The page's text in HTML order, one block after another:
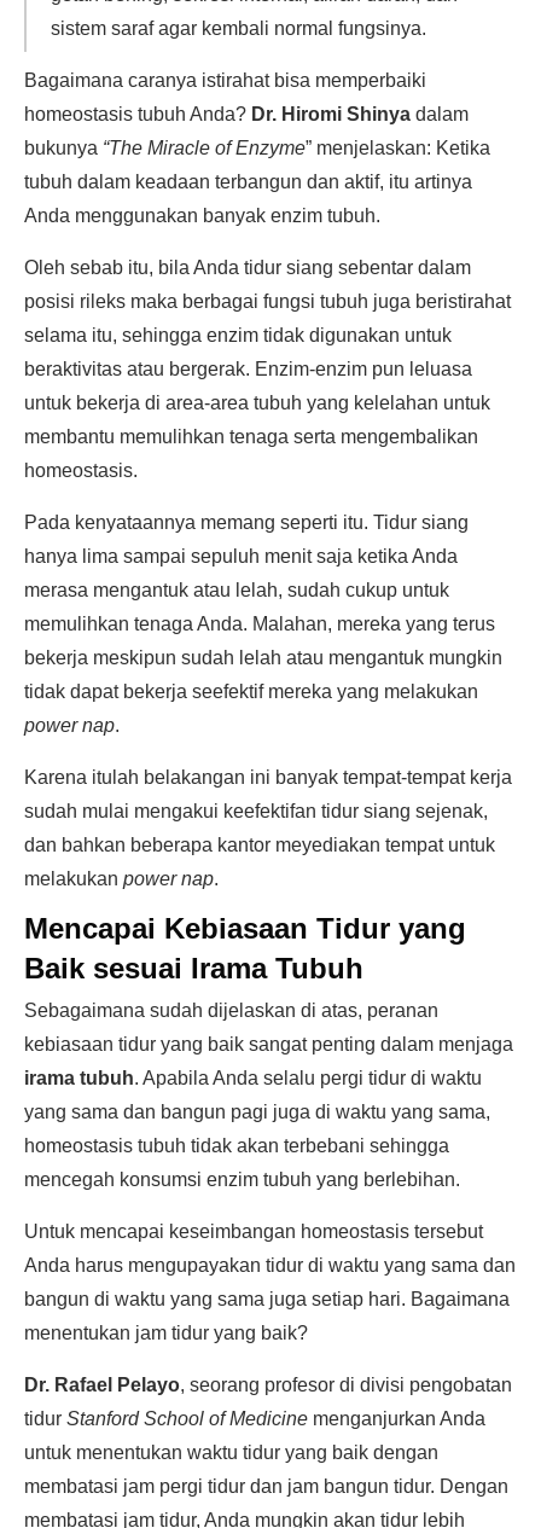
sistem saraf agar kembali normal fungsinya.
Bagaimana caranya istirahat bisa memperbaiki
homeostasis tubuh Anda? Dr. Hiromi Shinya dalam
bukunya “The Miracle of Enzyme” menjelaskan: Ketika
tubuh dalam keadaan terbangun dan aktif, itu artinya
Anda menggunakan banyak enzim tubuh.
Oleh sebab itu, bila Anda tidur siang sebentar dalam
posisi rileks maka berbagai fungsi tubuh juga beristirahat
selama itu, sehingga enzim tidak digunakan untuk
beraktivitas atau bergerak. Enzim-enzim pun leluasa
untuk bekerja di area-area tubuh yang kelelahan untuk
membantu memulihkan tenaga serta mengembalikan
homeostasis.
Pada kenyataannya memang seperti itu. Tidur siang
hanya lima sampai sepuluh menit saja ketika Anda
merasa mengantuk atau lelah, sudah cukup untuk
memulihkan tenaga Anda. Malahan, mereka yang terus
bekerja meskipun sudah lelah atau mengantuk mungkin
tidak dapat bekerja seefektif mereka yang melakukan
power nap.
Karena itulah belakangan ini banyak tempat-tempat kerja
sudah mulai mengakui keefektifan tidur siang sejenak,
dan bahkan beberapa kantor meyediakan tempat untuk
melakukan power nap.
Mencapai Kebiasaan Tidur yang
Baik sesuai Irama Tubuh
Sebagaimana sudah dijelaskan di atas, peranan
kebiasaan tidur yang baik sangat penting dalam menjaga
irama tubuh. Apabila Anda selalu pergi tidur di waktu
yang sama dan bangun pagi juga di waktu yang sama,
homeostasis tubuh tidak akan terbebani sehingga
mencegah konsumsi enzim tubuh yang berlebihan.
Untuk mencapai keseimbangan homeostasis tersebut
Anda harus mengupayakan tidur di waktu yang sama dan
bangun di waktu yang sama juga setiap hari. Bagaimana
menentukan jam tidur yang baik?
Dr. Rafael Pelayo, seorang profesor di divisi pengobatan
tidur Stanford School of Medicine menganjurkan Anda
untuk menentukan waktu tidur yang baik dengan
membatasi jam pergi tidur dan jam bangun tidur. Dengan
membatasi jam tidur, Anda mungkin akan tidur lebih